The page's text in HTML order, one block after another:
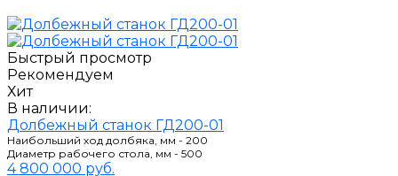
Быстрый просмотр
Рекомендуем
Хит
В наличии:
Долбежный станок ГД200-01
Наибольший ход долбяка, мм - 200
Диаметр рабочего стола, мм - 500
4 800 000 руб.